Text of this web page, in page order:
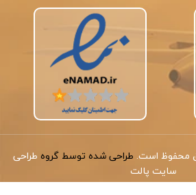
محفوظ است. طراحی شده توسط گروه طراحی
سایت پالت